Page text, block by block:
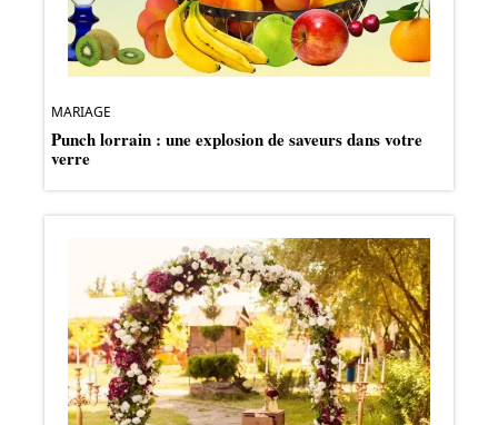
MARIAGE
Punch lorrain : une explosion de saveurs dans votre
verre